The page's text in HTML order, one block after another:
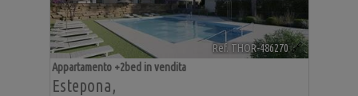
Ref. THOR-486270 🔗
Estepona,
Appartamento +2bed in vendita